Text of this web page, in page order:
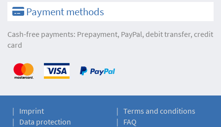
Payment methods
Cash-free payments: Prepayment, PayPal, debit transfer, credit
card
Imprint
Terms and conditions
Data protection
FAQ